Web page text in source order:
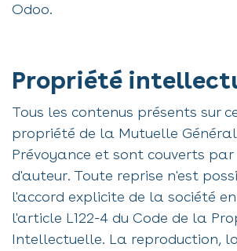
Odoo.
Propriété
Tous les contenus présents sur
propriété de la Mutuelle
Prévoyance et sont couverts
d'auteur. Toute reprise n'est
l'accord explicite de la société
l'article L122-4 du Code de la
Intellectuelle. La reproduction,